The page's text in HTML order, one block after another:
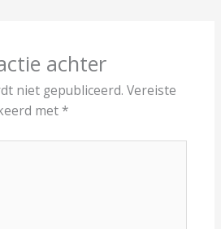
achter
niet gepubliceerd. Vereiste
met*